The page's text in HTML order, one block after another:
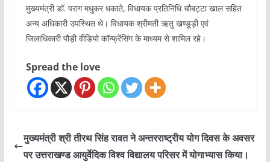
मुख्यमंत्री डॉ. पराग मधुकर धकाते, विधायक प्रतिनिधि चौबट्टा खाल सहित
अन्य अधिकारी उपस्थित थे। विधायक श्रीमती ऋतु खण्डूड़ी एवं
जिलाधिकारी पौड़ी वीडियो कॉन्फ्रेंसिंग के माध्यम से शामिल रहे।
Spread the love
मुख्यमंत्री श्री तीरथ सिंह रावत ने अन्तरराष्ट्रीय योग दिवस के अवसर
पर उत्तराखण्ड आयुर्वेदिक विश्व विद्यालय परिसर में योगाभ्यास किया।